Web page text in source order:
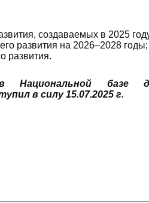
создаваемых в 2025
развития на 2026–2028 годы;
развития.
Национальной базе
в силу 15.07.2025 г.